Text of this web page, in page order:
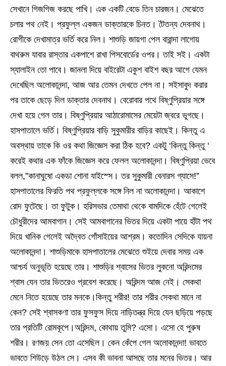
সেখানে গিজগিজ করছে পাখি। এক একটি বেডে তিন চারজন। মেঝেতে
চলার পথ নেই। প্রফুল্ল একজন ডাক্তারকে চিনত। টৈতন্য দেবনাথ।
রোগীকে দেখামাত্র ভর্তি করে নিল। শাশুড়ি জায়গা পেল বারান্দা লাগোয়
বাথরুম যাবার রাস্তার একপাশে রাখা পিসবোর্ডের ওপর। তাই সই। একটা
স্যালাইন তো পাবে। জানলা দিয়ে বাইরেটা একুশ বাইশ বছর আগে যেমন
দেখেছিল অলোকানন্দা, আজ আর তেমন দেখতে পেল না। সইসাবুদ করার
পর তাকে ছেড়ে দিল ডাক্তার দেবনাথ। বেরোবার পথে বিষ্ণুপ্রিয়ার সঙ্গে
দেখা হয়ে গেল তার। বিষ্ণুপ্রিয়ার আঠারোমাসের মেয়েটা জ্বরে ভুগছে।
হাসপাতালে ভর্তি। বিষ্ণুপ্রিয়ার বাড়ি সুকুমারীর বাড়ির কাছেই। কিন্তু এ
অবস্থায় তাকে কি ওর কথা জিজ্ঞেস করা ঠিক হবে? একটু ‘কিন্তু কিন্তু ‘
করেই কথার এক ফাঁকে জিজ্ঞেস করে ফেলল অলোকানন্দা। বিষ্ণুপ্রিয়া ভেবে
বলল,”কানাঘুষো একডা শোনা যাইস্সে। তর সুকুমারী বেনারস গ্যাসে!”
হাসপাতালের ফিরতি পথ প্রফুল্লকে সঙ্গে নিল না অলোকানন্দা। আকাশে
রোদ ফুটেছে। তা ফুটুক। হরিসভার তেমাথা থেকে বামদিকে হেঁটে গেলেই
চৌধুরীদের আমবাগান। সেই আমবাগানের ভিতর দিয়ে একটা পায়ে হাঁটা পথ
দিয়ে খানিক গেলেই অদ্বৈত গোঁসাইয়ের আশ্রম। কতোদিন সেদিকে যায়না
অলোকানন্দা। শাশুড়িমাকে হাসপাতালের মেঝেতে শুইয়ে দেবার সময় এক
আশ্চর্য অনুভূতি হয়েছে তার। শাশুড়ির শ্বাসের ভিতর লুকনো অরিন্দমের
শ্বাস যেন তার ভিতরেও প্রবেশ করেছে। অরিন্দম আজ নেই। সেকথা
মেনে নিতে হয়েছে তার মনকে।কিন্তু শরীর! তার শরীর সেকথা মানে না
কেন? সেই শ্বাসকণা তার ফুসফুস দিয়ে নাড়িতন্ত্র দিয়ে যেন ছড়িয়ে পড়ছে
তার প্রতিটি রোমকূপে।অরিন্দম, কোথায় তুমি? এসো। এসো হে পুরুষ
শরীর। রণজয় সেন তো এসেছিল। কেন কেঁপে গেল অলোকানন্দা! ভাবতে
ভাবতে শিউড়ে উঠল সে। এসব কী ভাবনা আসছে তার মনের ভিতর। আর